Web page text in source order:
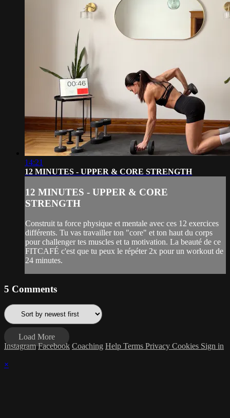
14:21
12 MINUTES - UPPER & CORE STRENGTH
12 MINUTES - UPPER & CORE
STRENGTH
Construit ta force physique et mentale avec ces 12 exercices
différents. Tu vas travailler ton "core" et ton haut du corps
pour challenger tes muscles et ta motivation. La beauté de ce
FITCAFÉ c'est que tu peux le répéter 2x pour un workout de
24 minutes.
5 Comments
Load More
Instagram Facebook Coaching Help Terms Privacy Cookies Sign in
×